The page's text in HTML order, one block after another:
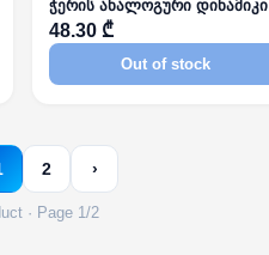
ჭერის ანალოგური დინამიკი
48.30 ₾
Out of stock
2 ›
· Page 1/2